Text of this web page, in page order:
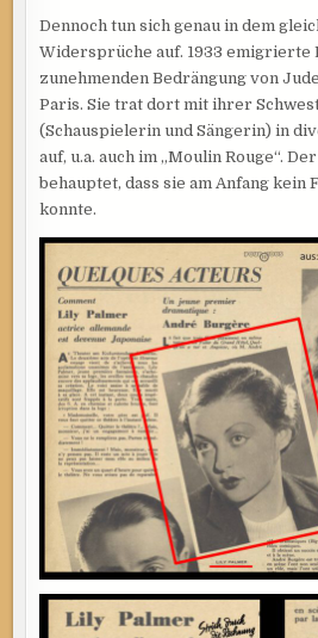
Dennoch tun sich genau in dem
Widersprüche auf. 1933 emigrierte
zunehmenden Bedrängung von
Paris. Sie trat dort mit ihrer
(Schauspielerin und Sängerin) in
auf, u.a. auch im „Moulin Rouge“.
behauptet, dass sie am Anfang kein
konnte.